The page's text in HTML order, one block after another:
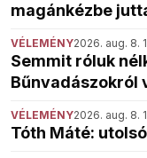
magánkézbe
VÉLEMÉNY2026. aug. 8.
Semmit róluk
Bűnvadászokról
VÉLEMÉNY2026. aug. 8.
Tóth Máté: